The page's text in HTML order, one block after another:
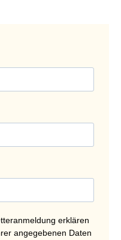
erklären
angegebenen Daten